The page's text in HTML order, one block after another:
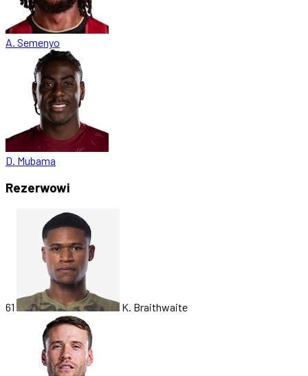
A. Semenyo
D. Mubama
Rezerwowi
61 K. Braithwaite